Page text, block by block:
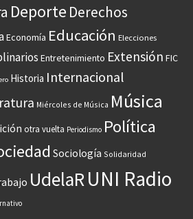
Deporte Derechos
Economía Educación Elecciones
Entretenimiento Extensión FIC
Historia Internacional
Miércoles de Música Música
otra vuelta Periodismo Política
Sociología Solidaridad
UdelaRUNI Radio